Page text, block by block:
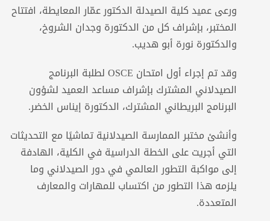
ورعى عميد كلية الصيدلة الدكتور عمّار المعايطة، افتتاح
المختبر، بإشراف كل من الدكتورة وجدان الشروخ،
والدكتورة نورة أبو هديب.
وقد تم إجراء أول امتحان OSCE لطلبة البرنامج
الصيدلاني المشترك بإشراف مساعد العميد لشؤون
البرنامج البريطاني المشترك، الدكتورة إيناس الخضر.
وأنشئ مختبر الممارسة الصيدلانية تماشيًا مع التحديثات
التي أجريت على الخطة الدراسية في الكلية، الهادفة
إلى مواكبة التطور العالمي في دور الصيدلاني وما
يلزمه هذا التطور من اكتساب للمهارات والمعارف
المتعددة.